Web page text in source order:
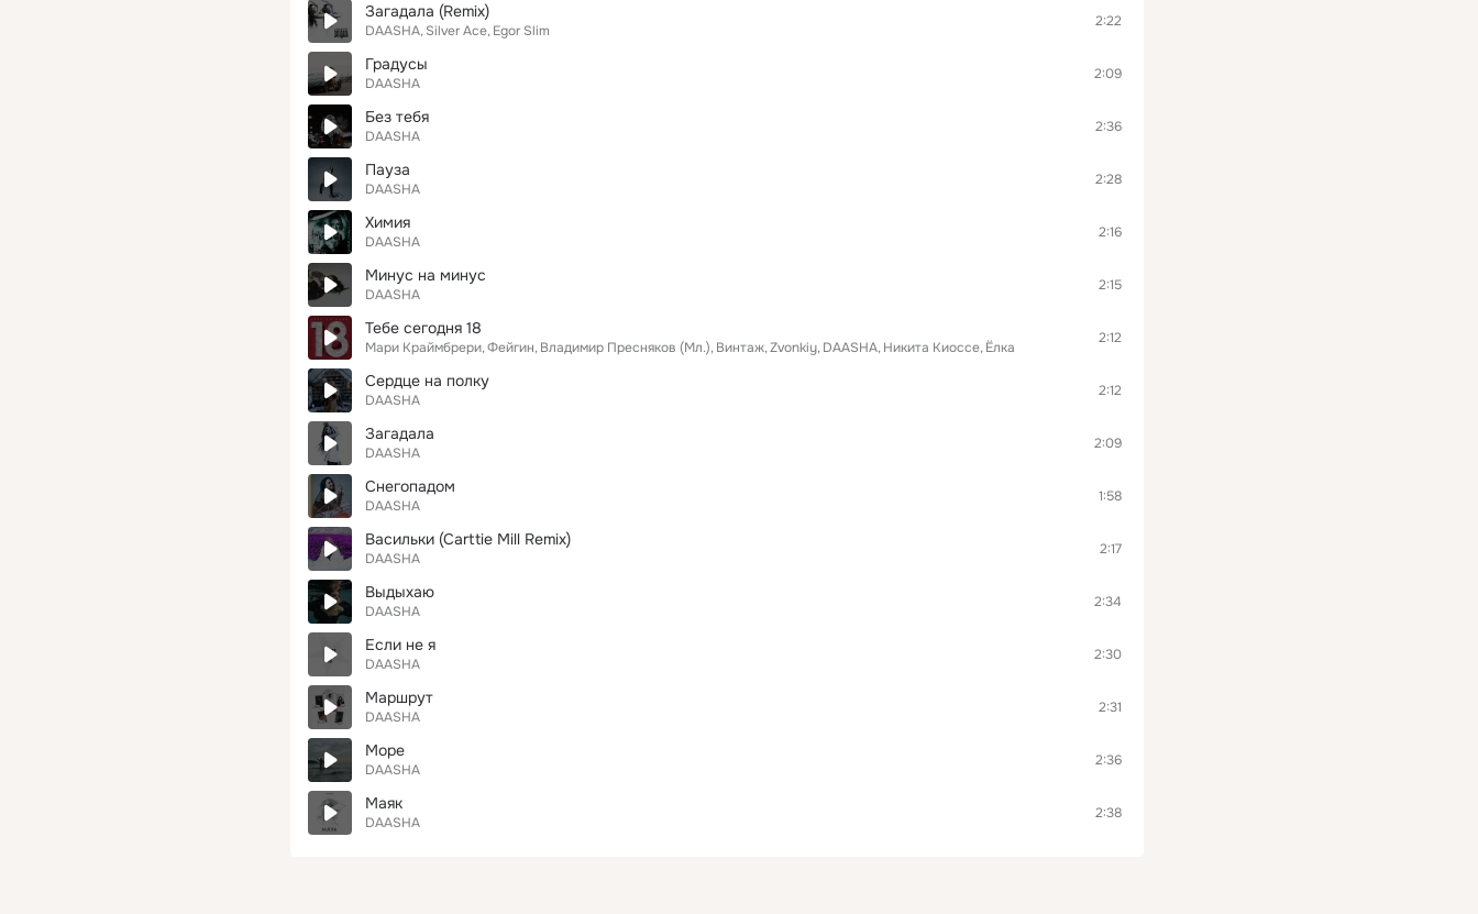
Загадала (Remix)
DAASHA Silver Ace Egor Slim
2:22
Градусы
DAASHA
2:09
Без тебя
DAASHA
2:36
Пауза
DAASHA
2:28
Химия
DAASHA
2:16
Минус на минус
DAASHA
2:15
Тебе сегодня 18
Мари Краймбрери Фейгин Владимир Пресняков (Мл.) Винтаж Zvonkiy DAASHA Никита Киоссе Ёлка
2:12
Сердце на полку
DAASHA
2:12
Загадала
DAASHA
2:09
Снегопадом
DAASHA
1:58
Васильки (Carttie Mill Remix)
DAASHA
2:17
Выдыхаю
DAASHA
2:34
Если не я
DAASHA
2:30
Маршрут
DAASHA
2:31
Море
DAASHA
2:36
Маяк
DAASHA
2:38